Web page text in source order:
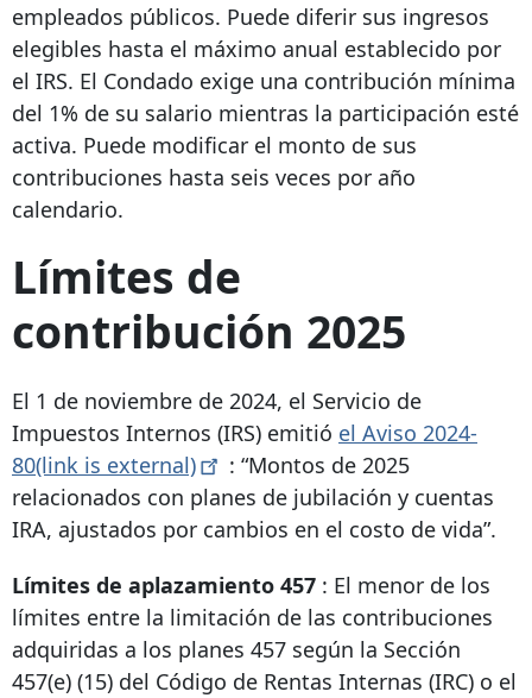
empleados públicos. Puede diferir sus ingresos
elegibles hasta el máximo anual establecido por
el IRS. El Condado exige una contribución mínima
del 1% de su salario mientras la participación esté
activa. Puede modificar el monto de sus
contribuciones hasta seis veces por año
calendario.
Límites de
contribución 2025
El 1 de noviembre de 2024, el Servicio de
Impuestos Internos (IRS) emitió el Aviso 2024-
80(link is external)
: “Montos de 2025
relacionados con planes de jubilación y cuentas
IRA, ajustados por cambios en el costo de vida”.
Límites de aplazamiento 457 : El menor de los
límites entre la limitación de las contribuciones
adquiridas a los planes 457 según la Sección
457(e) (15) del Código de Rentas Internas (IRC) o el